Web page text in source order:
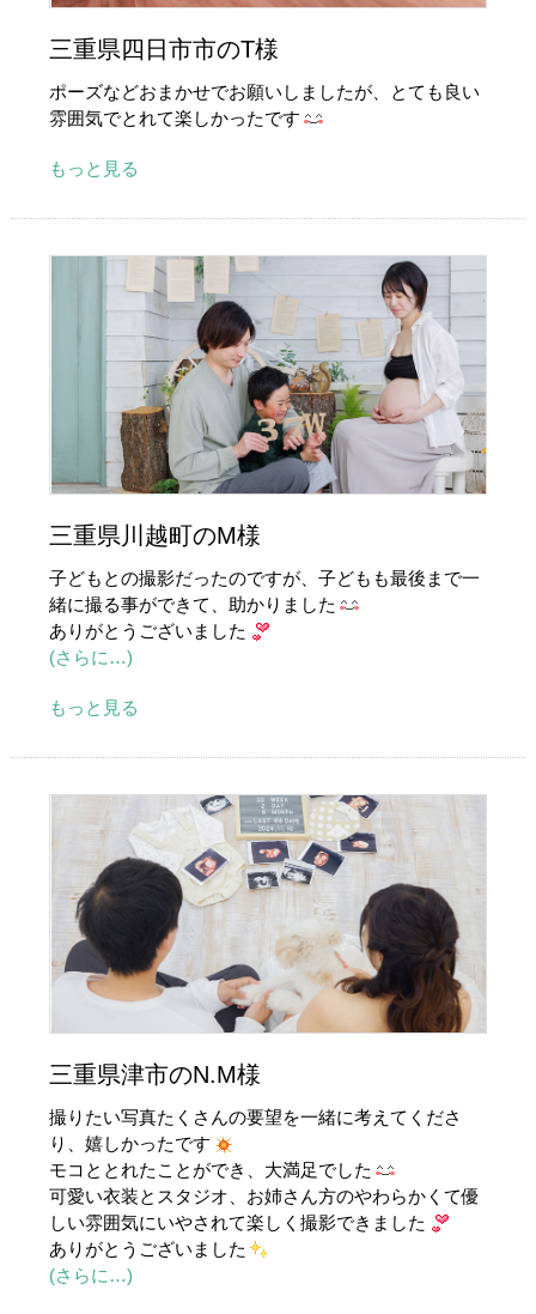
三重県四日市市のT様
ポーズなどおまかせでお願いしましたが、とても良い
雰囲気でとれて楽しかったです
もっと見る
三重県川越町のM様
子どもとの撮影だったのですが、子どもも最後まで一
緒に撮る事ができて、助かりました
ありがとうございました
(さらに…)
もっと見る
三重県津市のN.M様
撮りたい写真たくさんの要望を一緒に考えてくださ
り、嬉しかったです
モコととれたことができ、大満足でした
可愛い衣装とスタジオ、お姉さん方のやわらかくて優
しい雰囲気にいやされて楽しく撮影できました
ありがとうございました
(さらに…)